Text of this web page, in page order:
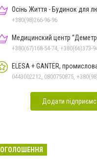
Осінь Життя - Будинок для
+380(98)266-96-96
Медицинский центр
+380(67)168-54-74, +380(66)373-
ELESA + GANTER,
0443002212, 0800750875,
Додати
ОГОЛОШЕННЯ